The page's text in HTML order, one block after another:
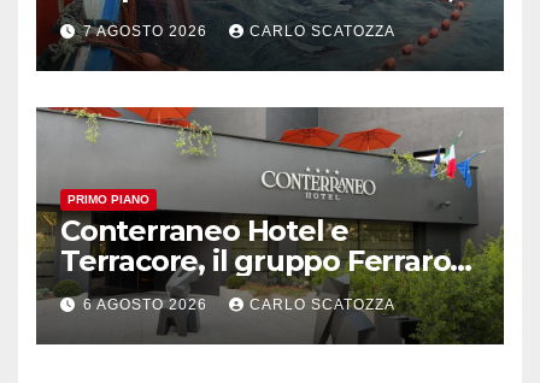
in sofferenza
7 AGOSTO 2026 CARLO SCATOZZA
PRIMO PIANO
Conterraneo Hotel e
Terracore, il gruppo Ferraro
amplia l’ ospitalità e il gusto
alle porte di Caserta
6 AGOSTO 2026 CARLO SCATOZZA